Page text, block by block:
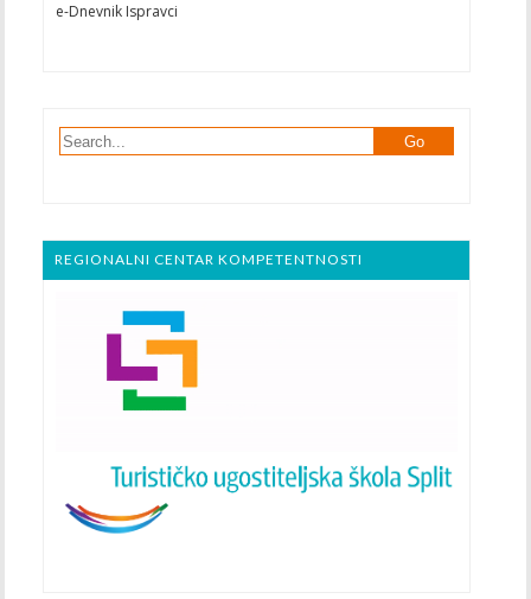
e-Dnevnik Ispravci
REGIONALNI CENTAR KOMPETENTNOSTI